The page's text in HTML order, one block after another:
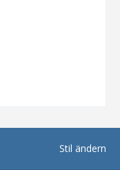
Stil ändern